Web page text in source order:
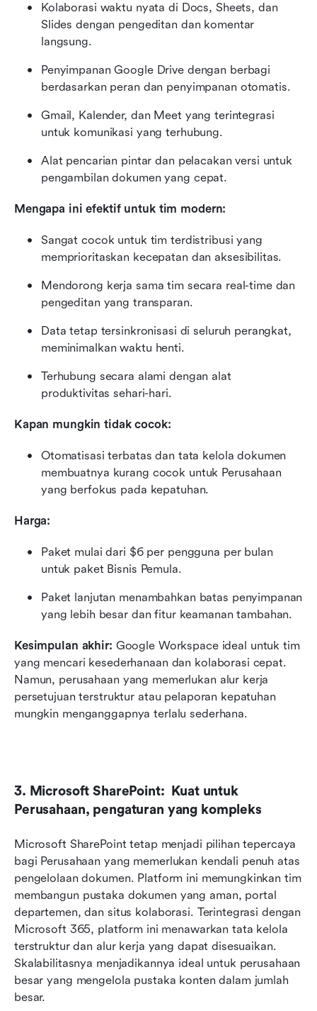
Kolaborasi waktu nyata di Docs, Sheets, dan
Slides dengan pengeditan dan komentar
langsung.
Penyimpanan Google Drive dengan berbagi
berdasarkan peran dan penyimpanan otomatis.
Gmail, Kalender, dan Meet yang terintegrasi
untuk komunikasi yang terhubung.
Alat pencarian pintar dan pelacakan versi untuk
pengambilan dokumen yang cepat.
Mengapa ini efektif untuk tim modern:
Sangat cocok untuk tim terdistribusi yang
memprioritaskan kecepatan dan aksesibilitas.
Mendorong kerja sama tim secara real-time dan
pengeditan yang transparan.
Data tetap tersinkronisasi di seluruh perangkat,
meminimalkan waktu henti.
Terhubung secara alami dengan alat
produktivitas sehari-hari.
Kapan mungkin tidak cocok:
Otomatisasi terbatas dan tata kelola dokumen
membuatnya kurang cocok untuk Perusahaan
yang berfokus pada kepatuhan.
Harga:
Paket mulai dari $6 per pengguna per bulan
untuk paket Bisnis Pemula.
Paket lanjutan menambahkan batas penyimpanan
yang lebih besar dan fitur keamanan tambahan.
Kesimpulan akhir: Google Workspace ideal untuk tim
yang mencari kesederhanaan dan kolaborasi cepat.
Namun, perusahaan yang memerlukan alur kerja
persetujuan terstruktur atau pelaporan kepatuhan
mungkin menganggapnya terlalu sederhana.
3. Microsoft SharePoint:  Kuat untuk
Perusahaan, pengaturan yang kompleks
Microsoft SharePoint tetap menjadi pilihan tepercaya
bagi Perusahaan yang memerlukan kendali penuh atas
pengelolaan dokumen. Platform ini memungkinkan tim
membangun pustaka dokumen yang aman, portal
departemen, dan situs kolaborasi. Terintegrasi dengan
Microsoft 365, platform ini menawarkan tata kelola
terstruktur dan alur kerja yang dapat disesuaikan.
Skalabilitasnya menjadikannya ideal untuk perusahaan
besar yang mengelola pustaka konten dalam jumlah
besar.